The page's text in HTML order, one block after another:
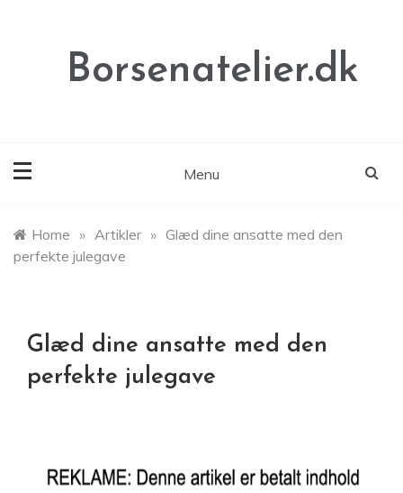
Borsenatelier.dk
Menu
Home » Artikler » Glæd dine ansatte med den
perfekte julegave
Glæd dine ansatte med den
perfekte julegave